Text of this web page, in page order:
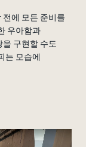
전에 모든 준비를
우아함과
구현할 수도
는 모습에